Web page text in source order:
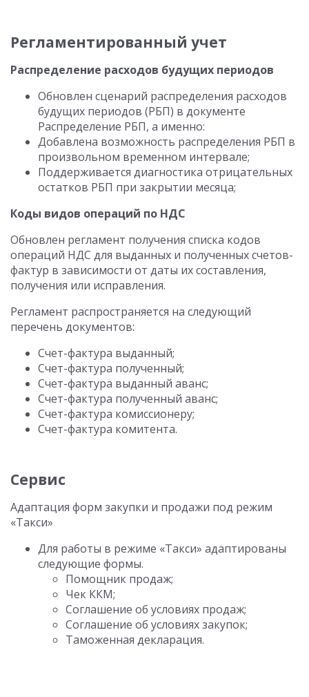
Регламентированный учет
Распределение расходов будущих периодов
Обновлен сценарий распределения расходов
будущих периодов (РБП) в документе
Распределение РБП, а именно:
Добавлена возможность распределения РБП в
произвольном временном интервале;
Поддерживается диагностика отрицательных
остатков РБП при закрытии месяца;
Коды видов операций по НДС
Обновлен регламент получения списка кодов
операций НДС для выданных и полученных счетов-
фактур в зависимости от даты их составления,
получения или исправления.
Регламент распространяется на следующий
перечень документов:
Счет-фактура выданный;
Счет-фактура полученный;
Счет-фактура выданный аванс;
Счет-фактура полученный аванс;
Счет-фактура комиссионеру;
Счет-фактура комитента.
Сервис
Адаптация форм закупки и продажи под режим
«Такси»
Для работы в режиме «Такси» адаптированы
следующие формы.
Помощник продаж;
Чек ККМ;
Соглашение об условиях продаж;
Соглашение об условиях закупок;
Таможенная декларация.